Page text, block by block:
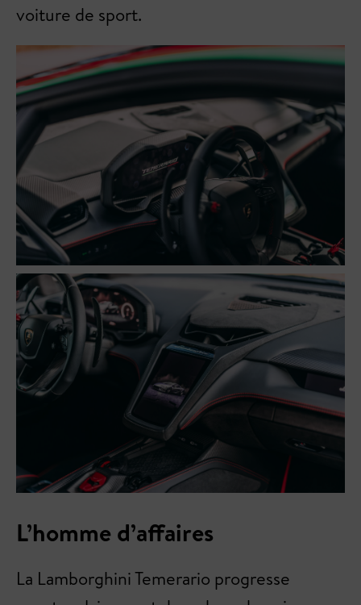
voiture de sport.
L’homme d’affaires
La Lamborghini Temerario progresse